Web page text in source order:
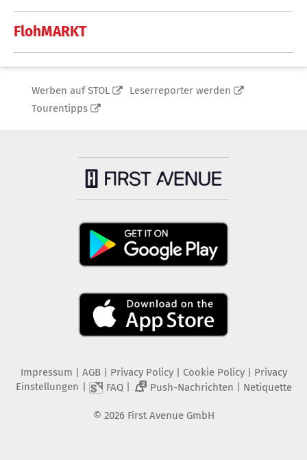
FlohMARKT
Werben auf STOL
Leserreporter werden
Tourentipps
Impressum AGB Privacy Policy| Cookie Policy| Privacy
Einstellungen
FAQ| 2 Push-Nachrichten Netiquette
© 2026 First Avenue GmbH